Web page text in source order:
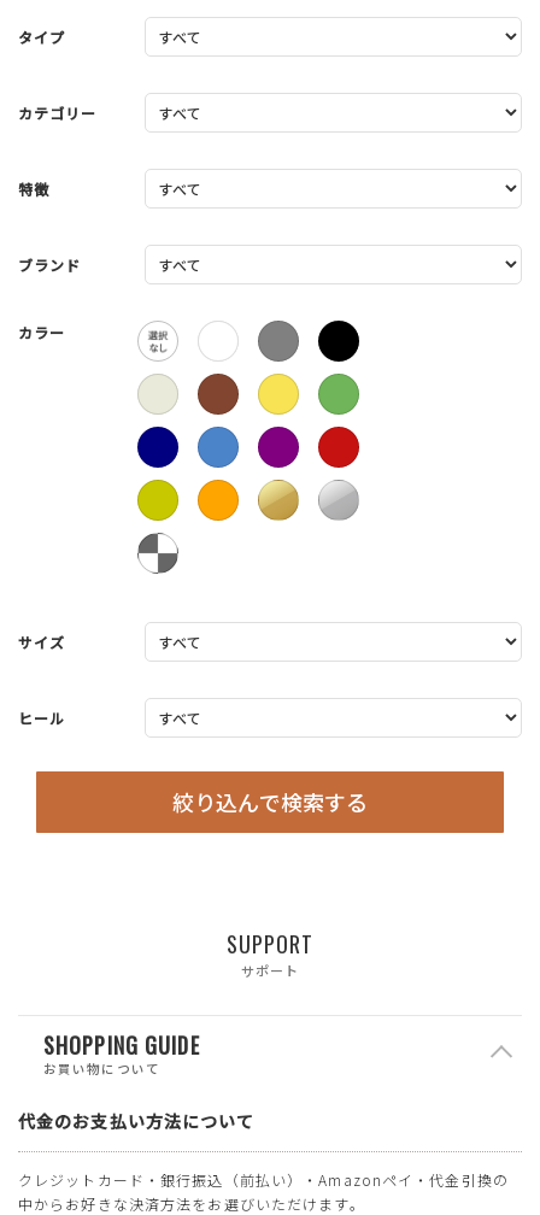
タイプ
カテゴリー
特徴
ブランド
カラー
サイズ
ヒール
絞り込んで検索する
SUPPORT
サポート
SHOPPING GUIDE
お買い物について
代金のお支払い方法について
クレジットカード・銀行振込（前払い）・Amazonペイ・代金引換の
中からお好きな決済方法をお選びいただけます。